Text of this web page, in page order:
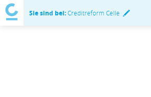
Sie sind bei:Creditreform Celle